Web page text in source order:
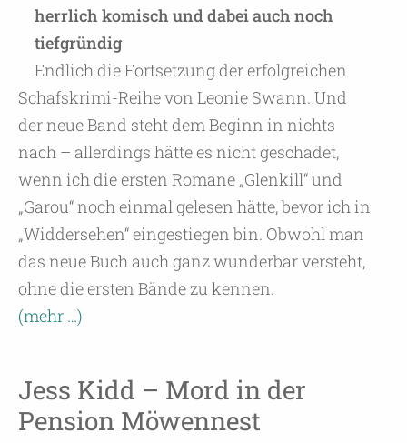
herrlich komisch und dabei auch noch
tiefgründig
Endlich die Fortsetzung der erfolgreichen
Schafskrimi-Reihe von Leonie Swann. Und
der neue Band steht dem Beginn in nichts
nach – allerdings hätte es nicht geschadet,
wenn ich die ersten Romane „Glenkill“ und
„Garou“ noch einmal gelesen hätte, bevor ich in
„Widdersehen“ eingestiegen bin. Obwohl man
das neue Buch auch ganz wunderbar versteht,
ohne die ersten Bände zu kennen.
(mehr …)
Jess Kidd – Mord in der
Pension Möwennest